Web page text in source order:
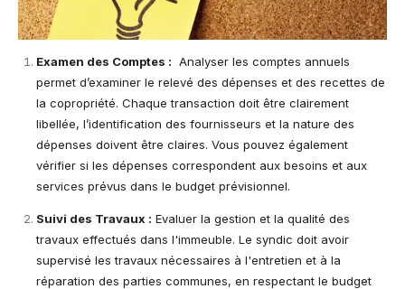
Examen des Comptes : Analyser les comptes annuels
permet d’examiner le relevé des dépenses et des recettes de
la copropriété. Chaque transaction doit être clairement
libellée, l’identification des fournisseurs et la nature des
dépenses doivent être claires. Vous pouvez également
vérifier si les dépenses correspondent aux besoins et aux
services prévus dans le budget prévisionnel.
Suivi des Travaux : Evaluer la gestion et la qualité des
travaux effectués dans l'immeuble. Le syndic doit avoir
supervisé les travaux nécessaires à l'entretien et à la
réparation des parties communes, en respectant le budget